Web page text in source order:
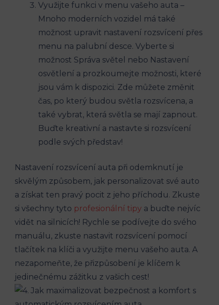
Využijte funkci v menu vašeho auta –
Mnoho moderních vozidel má také
možnost upravit nastavení rozsvícení přes
menu na palubní desce. Vyberte si
možnost Správa světel nebo Nastavení
osvětlení a prozkoumejte možnosti, které
jsou vám k dispozici. Zde můžete změnit
čas, po který budou světla rozsvícena, a
také vybrat, která světla se mají zapnout.
Buďte kreativní a nastavte si rozsvícení
podle svých představ!
Nastavení rozsvícení auta při odemknutí je
skvělým způsobem, jak personalizovat své auto
a získat ten pravý pocit z jeho příchodu. Zkuste
si všechny tyto profesionální tipy a buďte nejvíc
vidět na silnicích! Rychle se podívejte do svého
manuálu, zkuste nastavit rozsvícení pomocí
tlačítek na klíči a využijte menu vašeho auta. A
nezapomeňte, že přizpůsobení je klíčem k
jedinečnému zážitku z vašich cest!